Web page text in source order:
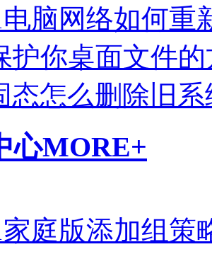
脑网络如何重
护你桌面文件
态怎么删除旧
心MORE+
庭版添加组策